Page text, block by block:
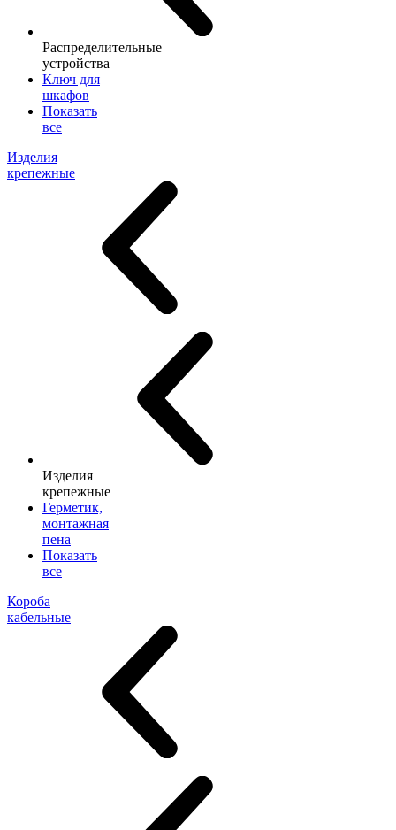
Распределительные
устройства
Ключ для
шкафов
Показать
все
Изделия
крепежные
Изделия
крепежные
Герметик,
монтажная
пена
Показать
все
Короба
кабельные